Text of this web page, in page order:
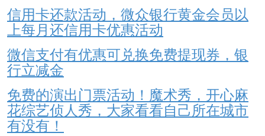
信用卡还款活动，微众银行黄金会员以
上每月还信用卡优惠活动
微信支付有优惠可兑换免费提现券，银
行立减金
免费的演出门票活动！魔术秀，开心麻
花综艺侦人秀，大家看看自己所在城市
有没有！